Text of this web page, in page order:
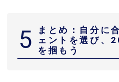
5
まとめ：自分に
ェントを選び、
を掴もう